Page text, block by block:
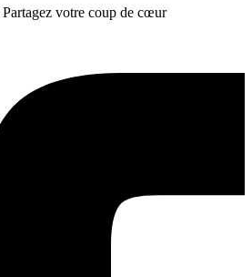
Partagez votre coup de cœur